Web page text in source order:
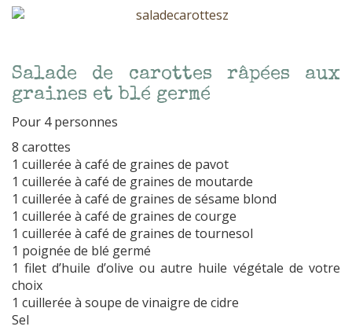
Salade de carottes râpées aux
graines et blé germé
Pour 4 personnes
8 carottes
1 cuillerée à café de graines de pavot
1 cuillerée à café de graines de moutarde
1 cuillerée à café de graines de sésame blond
1 cuillerée à café de graines de courge
1 cuillerée à café de graines de tournesol
1 poignée de blé germé
1 filet d’huile d’olive ou autre huile végétale de votre
choix
1 cuillerée à soupe de vinaigre de cidre
Sel